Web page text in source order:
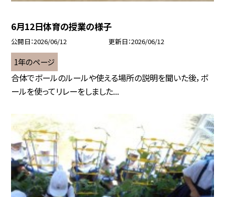
6月12日体育の授業の様子
公開日 2026/06/12 更新日 2026/06/12
1年のページ
合体でボールのルールや使える場所の説明を聞いた後，ボ
ールを使ってリレーをしました...